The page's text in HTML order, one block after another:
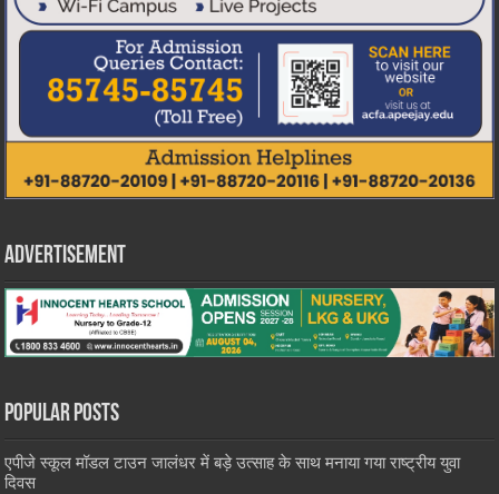
Advertisement
Popular Posts
एपीजे स्कूल मॉडल टाउन जालंधर में बड़े उत्साह के साथ मनाया गया राष्ट्रीय युवा
दिवस